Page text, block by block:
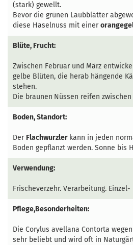
(stark) gewellt.
Bevor die grünen Laubblätter
diese Haselnuss mit einer
Blüte, Frucht:
Zwischen Februar und März
gelbe Blüten, die herab hängende
stehen.
Die braunen Nüssen reifen zwischen
Boden, Standort:
Der Flachwurzler kann in jeden
Boden gepflanzt werden. Sonne bis
Verwendung:
Frischeverzehr. Verarbeitung. Einzel-
Pflege,Besonderheiten:
Die Corylus avellana Contorta
sehr beliebt und wird oft in